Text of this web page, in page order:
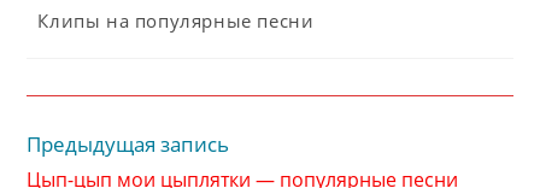
Рубрика
Клипы на популярные песни
Читать
Предыдущая запись
Цып-цып мои цыплятки — популярные песни